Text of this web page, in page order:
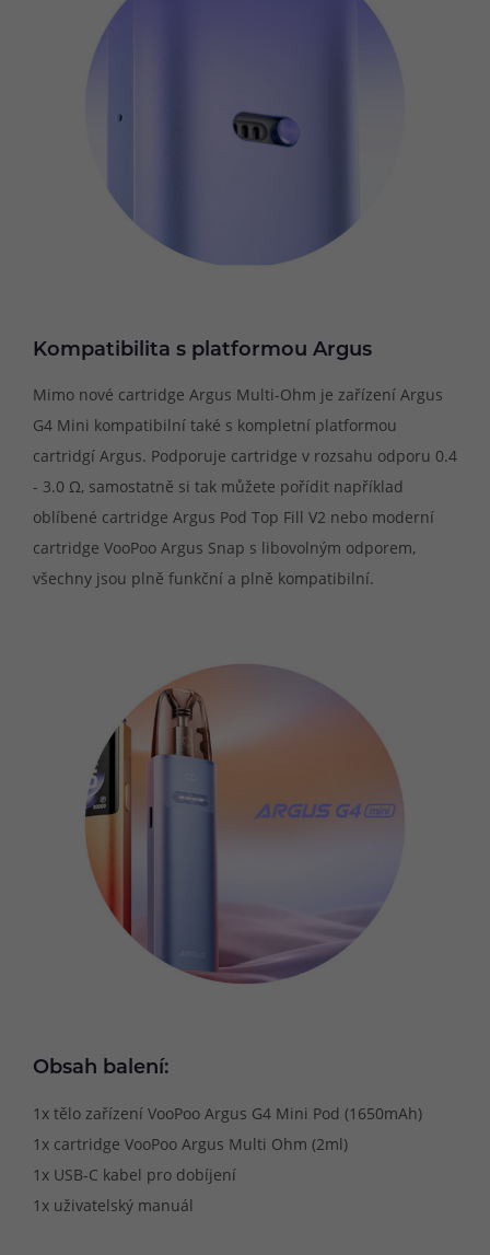
Kompatibilita s platformou Argus
Mimo nové cartridge Argus Multi-Ohm je zařízení Argus
G4 Mini kompatibilní také s kompletní platformou
cartridgí Argus. Podporuje cartridge v rozsahu odporu 0.4
- 3.0 Ω, samostatně si tak můžete pořídit například
oblíbené cartridge Argus Pod Top Fill V2 nebo moderní
cartridge VooPoo Argus Snap s libovolným odporem,
všechny jsou plně funkční a plně kompatibilní.
Obsah balení:
1x tělo zařízení VooPoo Argus G4 Mini Pod (1650mAh)
1x cartridge VooPoo Argus Multi Ohm (2ml)
1x USB-C kabel pro dobíjení
1x uživatelský manuál